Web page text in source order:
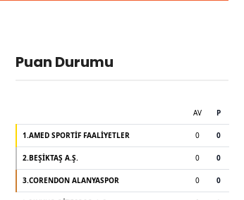
Puan Durumu